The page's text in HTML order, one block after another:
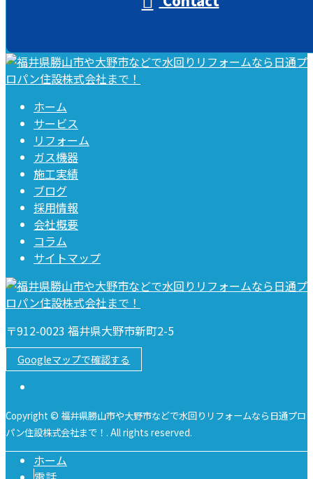
ホーム
サービス
リフォーム
ガス機器
施工実績
ブログ
採用情報
会社概要
コラム
サイトマップ
〒912-0023 福井県大野市新町2-5
Googleマップで確認する
Copyright © 福井県勝山市や大野市などで水回りリフォームなら日通プロ
パン住設株式会社まで！. All rights reserved.
ホーム